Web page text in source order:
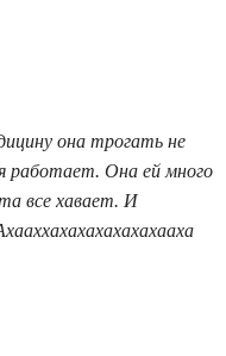
она трогать не
работает. Она ей много
все хавает. И